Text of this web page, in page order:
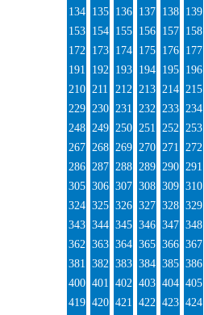
134
135 136 137 138 139
153
154 155 156 157 158
172
173 174 175 176 177
191
192 193 194 195 196
210 211 212 213 214 215
229 230 231 232 233 234
248 249 250 251 252 253
267 268 269 270 271 272
286 287 288 289 290 291
305 306 307 308 309 310
324 325 326 327 328 329
343 344 345 346 347 348
362 363 364 365 366 367
381 382 383 384 385 386
400 401 402 403 404 405
419 420 421 422 423 424